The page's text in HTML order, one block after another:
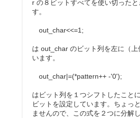
r の８ビットすべてを使い切った
す。
out_char<<=1;
は out_char のビット列を左に（
います。
out_char|=(*pattern++ -'0');
はビット列を１つシフトしたこと
ビットを設定しています。ちょっ
ませんので、この式を２つに分解